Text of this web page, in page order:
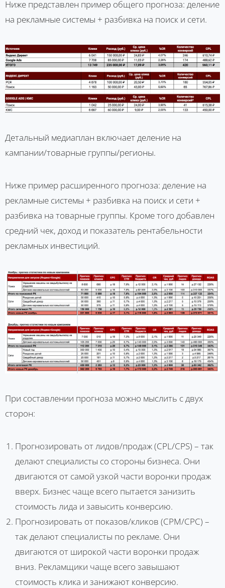
Ниже представлен пример общего прогноза: деление
на рекламные системы + разбивка на поиск и сети.
Детальный медиаплан включает деление на
кампании/товарные группы/регионы.
Ниже пример расширенного прогноза: деление на
рекламные системы + разбивка на поиск и сети +
разбивка на товарные группы. Кроме того добавлен
средний чек, доход и показатель рентабельности
рекламных инвестиций.
При составлении прогноза можно мыслить с двух
сторон:
Прогнозировать от лидов/продаж (CPL/CPS) – так
делают специалисты со стороны бизнеса. Они
двигаются от самой узкой части воронки продаж
вверх. Бизнес чаще всего пытается занизить
стоимость лида и завысить конверсию.
Прогнозировать от показов/кликов (CPM/CPC) –
так делают специалисты по рекламе. Они
двигаются от широкой части воронки продаж
вниз. Рекламщики чаще всего завышают
стоимость клика и занижают конверсию.